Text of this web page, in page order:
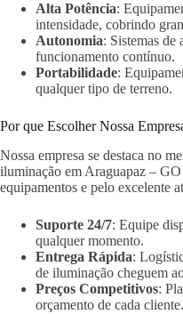
Alta Potência:
intensidade, cobrindo
Autonomia: Sistemas de
funcionamento contínuo.
Portabilidade:
qualquer tipo de terreno.
Por que Escolher Nossa
Nossa empresa se destaca no
iluminação em Araguapaz –
equipamentos e pelo excelente
Suporte 24/7: Equipe
qualquer momento.
Entrega Rápida:
de iluminação cheguem
Preços Competitivos:
orçamento de cada cliente.